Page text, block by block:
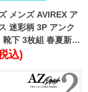
メンズ AVIREX ア
迷彩柄 3P アンク
靴下 3枚組 春夏新作
込)